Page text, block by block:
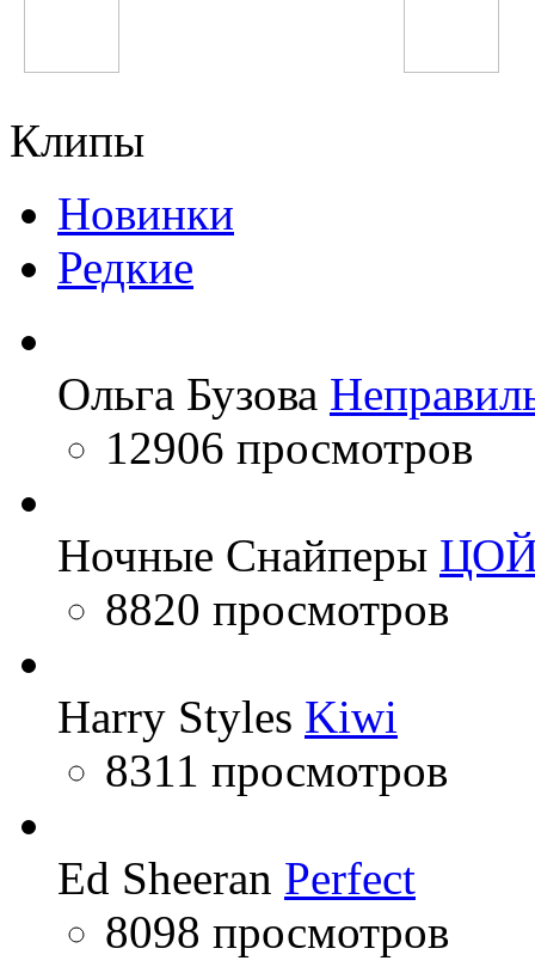
Клипы
Новинки
Редкие
Ольга Бузова
12906 просмотров
Ночные Снайперы
8820 просмотров
Harry Styles Kiwi
8311 просмотров
Ed Sheeran Perfect
8098 просмотров